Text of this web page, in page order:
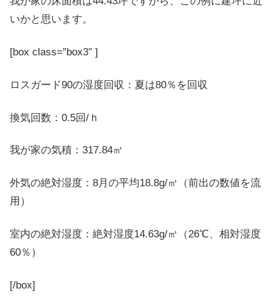
いかと思います。
[box class=”box3″ ]
ロスガード90の湿度回収：夏は80％を回収
換気回数：0.5回/ｈ
我が家の気積：317.84㎥
外気の絶対湿度：8月の平均18.8g/㎥（前出の数値を流
用）
室内の絶対湿度：絶対湿度14.63g/㎥（26℃、相対湿度
60％）
[/box]